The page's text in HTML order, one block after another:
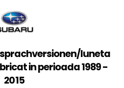
luneta
in perioada 1989 -
2015